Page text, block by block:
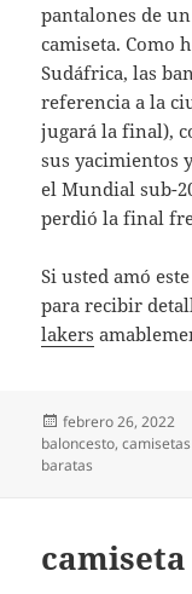
pantalones de
camiseta. Como
Sudáfrica, las
referencia a la
jugará la final),
sus yacimientos
el Mundial sub-
perdió la final
Si usted amó
para recibir
lakers
Publicado
el
febrero 26, 2022
baloncesto,
baratas